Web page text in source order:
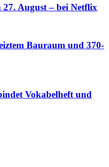
August – bei Netflix
Bauraum und 370-
Vokabelheft und